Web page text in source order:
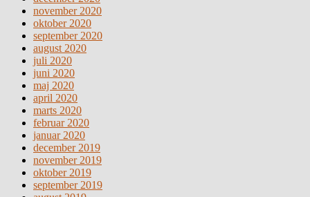
november 2020
oktober 2020
september 2020
august 2020
juli 2020
juni 2020
maj 2020
april 2020
marts 2020
februar 2020
januar 2020
december 2019
november 2019
oktober 2019
september 2019